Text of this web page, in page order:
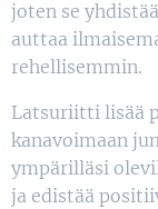
joten se
auttaa
rehellisemmin.
Latsuriitti lisää
kanavoimaan
ympärilläsi
ja edistää